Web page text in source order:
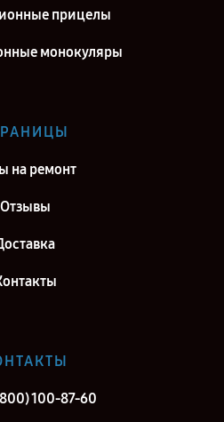
Fortuna General Binocular
в г. Саратов
Fortuna General Binocular
Fortuna General Binocular
Санкт-Петербург
прицелы
монокуляры
на ремонт
Отзывы
100-87-60